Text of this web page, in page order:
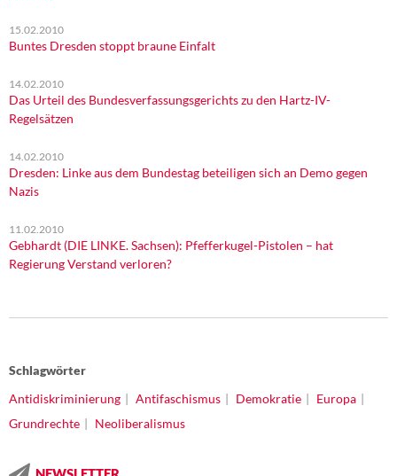
15.02.2010
Buntes Dresden stoppt braune Einfalt
14.02.2010
Das Urteil des Bundesverfassungsgerichts zu den Hartz-IV-
Regelsätzen
14.02.2010
Dresden: Linke aus dem Bundestag beteiligen sich an Demo gegen
Nazis
11.02.2010
Gebhardt (DIE LINKE. Sachsen): Pfefferkugel-Pistolen – hat
Regierung Verstand verloren?
Schlagwörter
Antidiskriminierung
Antifaschismus Demokratie
Europa
Grundrechte
Neoliberalismus